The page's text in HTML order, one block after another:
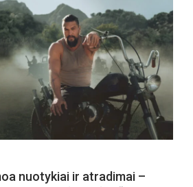
nuotykiai ir atradimai –